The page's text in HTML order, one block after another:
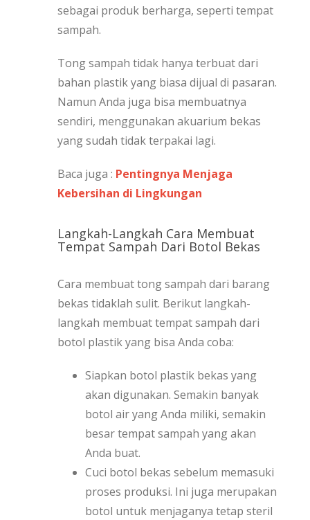
sebagai produk berharga, seperti tempat
sampah.
Tong sampah tidak hanya terbuat dari
bahan plastik yang biasa dijual di pasaran.
Namun Anda juga bisa membuatnya
sendiri, menggunakan akuarium bekas
yang sudah tidak terpakai lagi.
Baca juga : Pentingnya Menjaga
Kebersihan di Lingkungan
Langkah-Langkah Cara Membuat
Tempat Sampah Dari Botol Bekas
Cara membuat tong sampah dari barang
bekas tidaklah sulit. Berikut langkah-
langkah membuat tempat sampah dari
botol plastik yang bisa Anda coba:
Siapkan botol plastik bekas yang
akan digunakan. Semakin banyak
botol air yang Anda miliki, semakin
besar tempat sampah yang akan
Anda buat.
Cuci botol bekas sebelum memasuki
proses produksi. Ini juga merupakan
botol untuk menjaganya tetap steril